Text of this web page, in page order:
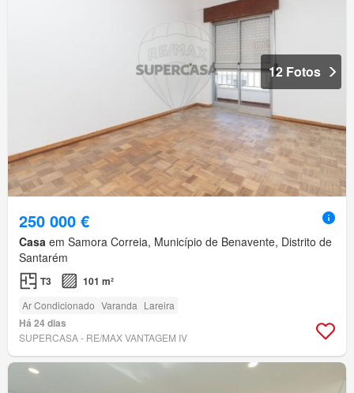
12 Fotos
250 000 €
Casa em Samora Correia, Município de Benavente, Distrito de
Santarém
T3 101 m²
Ar Condicionado Varanda Lareira
Há 24 dias
SUPERCASA - RE/MAX VANTAGEM IV